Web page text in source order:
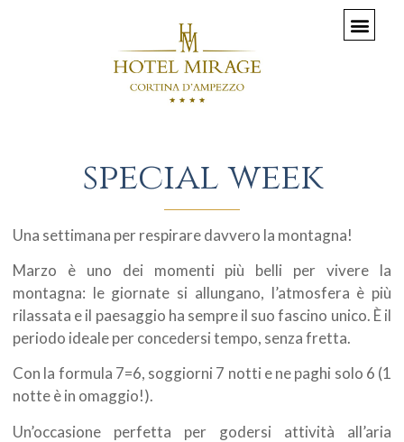
special week
Una settimana per respirare davvero la montagna!
Marzo è uno dei momenti più belli per vivere la
montagna: le giornate si allungano, l’atmosfera è più
rilassata e il paesaggio ha sempre il suo fascino unico. È il
periodo ideale per concedersi tempo, senza fretta.
Con la formula 7=6, soggiorni 7 notti e ne paghi solo 6 (1
notte è in omaggio!).
Un’occasione perfetta per godersi attività all’aria